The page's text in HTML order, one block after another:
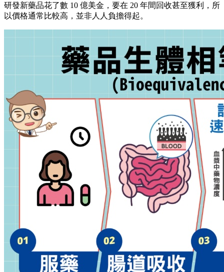
研發新藥品花了數 10 億美金，要在 20 年間回收甚至獲利，所
以價格通常比較高，並非人人負擔得起。